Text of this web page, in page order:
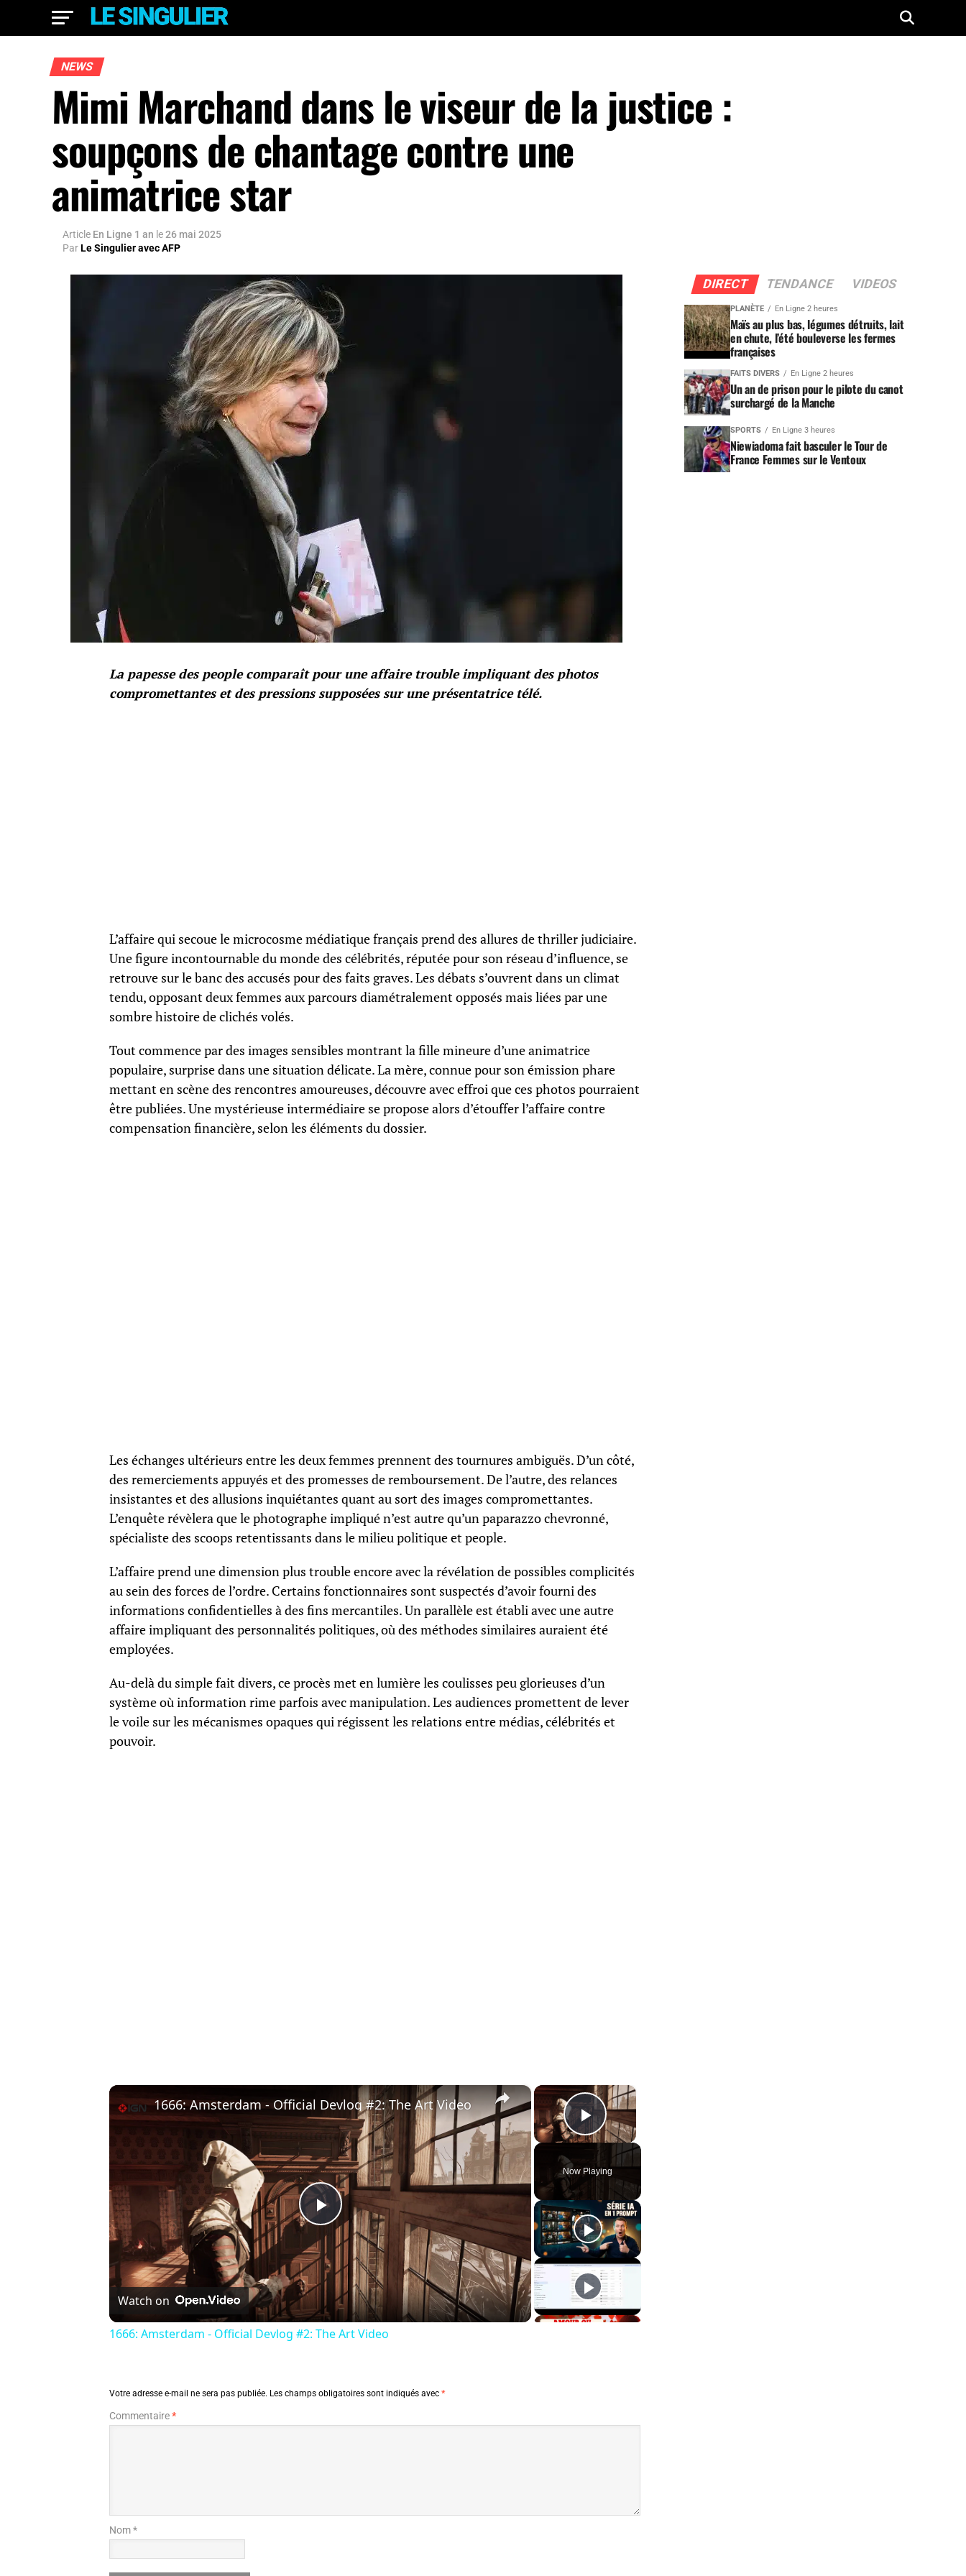
NEWS
Mimi Marchand dans le viseur de la justice :
soupçons de chantage contre une
animatrice star
Article En Ligne 1 an le26 mai 2025
ParLe Singulier avec AFP
La papesse des people comparaît pour une affaire trouble impliquant des photos
compromettantes et des pressions supposées sur une présentatrice télé.
L’affaire qui secoue le microcosme médiatique français prend des allures de thriller judiciaire.
Une figure incontournable du monde des célébrités, réputée pour son réseau d’influence, se
retrouve sur le banc des accusés pour des faits graves. Les débats s’ouvrent dans un climat
tendu, opposant deux femmes aux parcours diamétralement opposés mais liées par une
sombre histoire de clichés volés.
Tout commence par des images sensibles montrant la fille mineure d’une animatrice
populaire, surprise dans une situation délicate. La mère, connue pour son émission phare
mettant en scène des rencontres amoureuses, découvre avec effroi que ces photos pourraient
être publiées. Une mystérieuse intermédiaire se propose alors d’étouffer l’affaire contre
compensation financière, selon les éléments du dossier.
Les échanges ultérieurs entre les deux femmes prennent des tournures ambiguës. D’un côté,
des remerciements appuyés et des promesses de remboursement. De l’autre, des relances
insistantes et des allusions inquiétantes quant au sort des images compromettantes.
L’enquête révèlera que le photographe impliqué n’est autre qu’un paparazzo chevronné,
spécialiste des scoops retentissants dans le milieu politique et people.
L’affaire prend une dimension plus trouble encore avec la révélation de possibles complicités
au sein des forces de l’ordre. Certains fonctionnaires sont suspectés d’avoir fourni des
informations confidentielles à des fins mercantiles. Un parallèle est établi avec une autre
affaire impliquant des personnalités politiques, où des méthodes similaires auraient été
employées.
Au-delà du simple fait divers, ce procès met en lumière les coulisses peu glorieuses d’un
système où information rime parfois avec manipulation. Les audiences promettent de lever
le voile sur les mécanismes opaques qui régissent les relations entre médias, célébrités et
pouvoir.
×
Play Video
Now Playing
×
Play
Video
1666: Amsterdam - Official Devlog #2: The Art Video
Watch on
1666: Amsterdam - Official Devlog #2: The Art Video
Votre adresse e-mail ne sera pas publiée. Les champs obligatoires sont indiqués avec *
Commentaire*
Nom *
DIRECT TENDANCE VIDEOS
PLANÈTE En Ligne 2 heures
Maïs au plus bas, légumes détruits, lait
en chute, l’été bouleverse les fermes
françaises
FAITS DIVERS En Ligne 2 heures
Un an de prison pour le pilote du canot
surchargé de la Manche
SPORTS En Ligne 3 heures
Niewiadoma fait basculer le Tour de
France Femmes sur le Ventoux